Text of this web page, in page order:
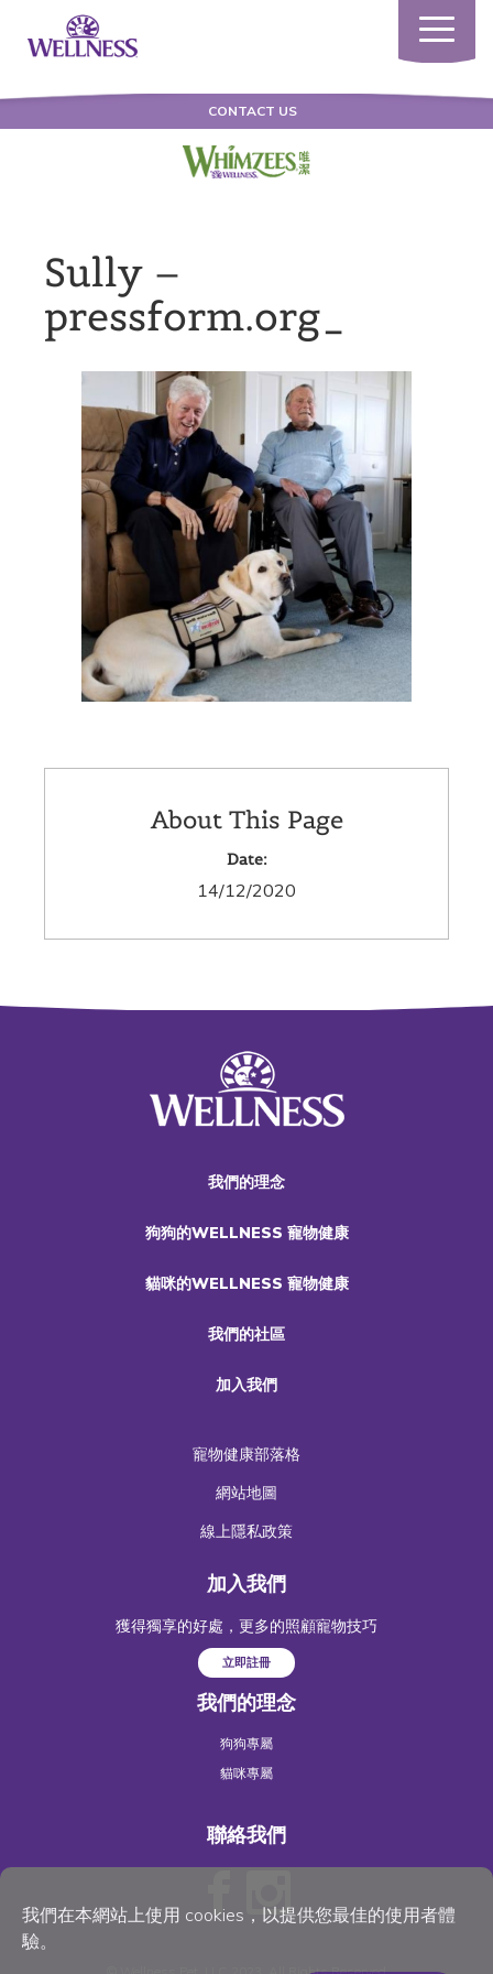
我們在本網站上使用 cookies，以提供您最佳的使用者體
驗。
Toggle
CONTACT US
Sully –
pressform.org_
About This Page
Date:
14/12/2020
我們的理念
狗狗的WELLNESS 寵物健康
貓咪的WELLNESS 寵物健康
我們的社區
加入我們
寵物健康部落格
網站地圖
線上隱私政策
加入我們
獲得獨享的好處，更多的照顧寵物技巧
立即註冊
我們的理念
狗狗專屬
貓咪專屬
聯絡我們